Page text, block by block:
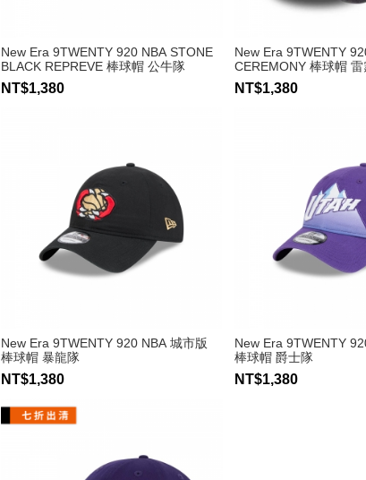
New Era 9TWENTY 920 NBA STONE
BLACK REPREVE 棒球帽 公牛隊
NT$1,380
New Era 9TWENTY
CEREMONY 棒球帽
NT$1,380
New Era 9TWENTY 920 NBA 城市版
棒球帽 暴龍隊
NT$1,380
New Era 9TWENTY
棒球帽 爵士隊
NT$1,380